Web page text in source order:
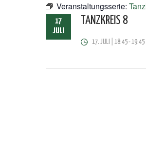
Veranstaltungsserie:
17
JULI
TANZKREIS 8
17. JULI | 18:45-19:45